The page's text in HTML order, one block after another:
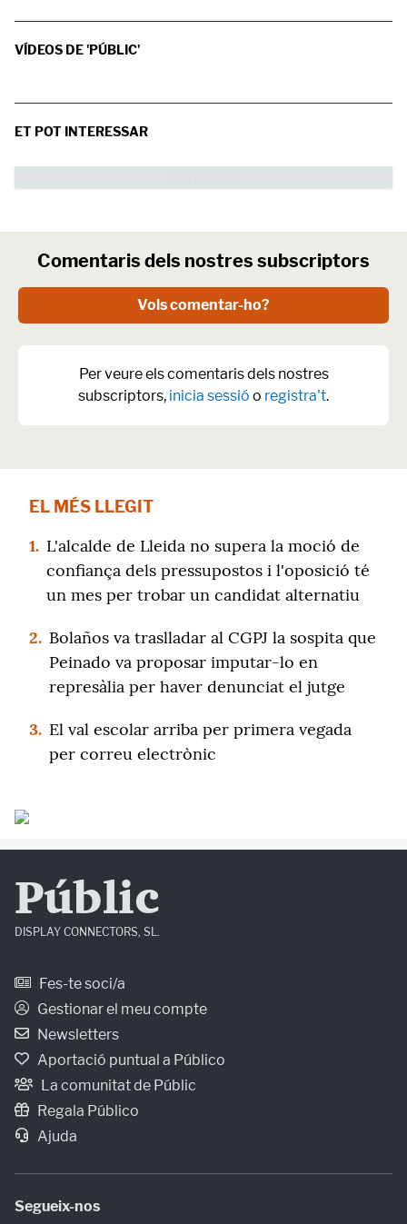
VÍDEOS DE 'PÚBLIC'
ET POT INTERESSAR
Comentaris dels nostres subscriptors
Vols comentar-ho?
Per veure els comentaris dels nostres
subscriptors, inicia sessió o registra't.
EL MÉS LLEGIT
1. L'alcalde de Lleida no supera la moció de
confiança dels pressupostos i l'oposició té
un mes per trobar un candidat alternatiu
2. Bolaños va traslladar al CGPJ la sospita que
Peinado va proposar imputar-lo en
represàlia per haver denunciat el jutge
3. El val escolar arriba per primera vegada
per correu electrònic
Públic
DISPLAY CONNECTORS, SL.
Fes-te soci/a
Gestionar el meu compte
Newsletters
Aportació puntual a Público
La comunitat de Públic
Regala Público
Ajuda
Segueix-nos